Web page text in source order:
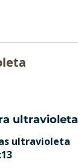
ultravioleta
ultravioleta